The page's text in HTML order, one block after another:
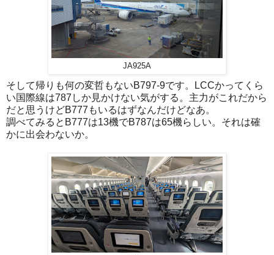
JA925A
そして帰りも何の変哲もないB797-9です。LCCかってくら
い国際線は787しか見かけない気がする。主力がこれだから
だと思うけどB777もいるはずなんだけどなあ。
調べてみるとB777は13機でB787は65機らしい。それは確
かに出会わないか。